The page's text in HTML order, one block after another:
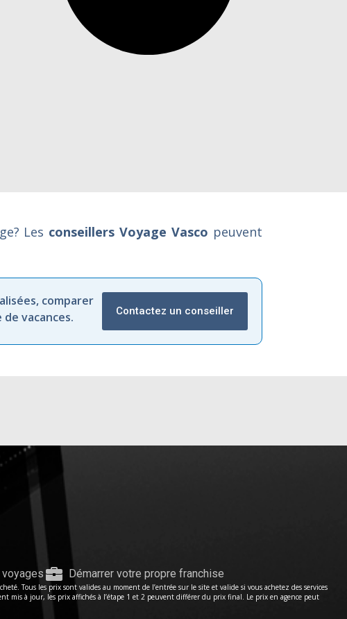
Les conseillers Voyage Vasco peuvent
comparer
de vacances. Contactez un conseiller
Démarrer votre propre franchise
Tous les prix sont valides au moment de l’entrée sur le site et valide si vous achetez des services
mis à jour, les prix affichés à l’étape 1 et 2 peuvent différer du prix final. Le prix en agence peut